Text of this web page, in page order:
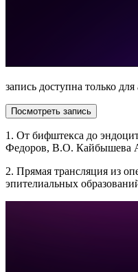
запись доступна только
Посмотреть запись
1. От бифштекса до
Федоров, В.О. Кайбышева
2. Прямая трансляция из
эпителиальных